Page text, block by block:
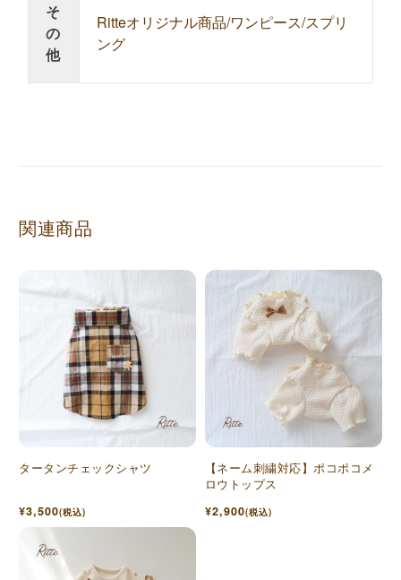
そ
の
他
Ritteオリジナル商品/ワンピース/スプリ
ング
関連商品
タータンチェックシャツ
¥3,500(税込)
【ネーム刺繍対応】ポコポコメ
ロウトップス
¥2,900(税込)